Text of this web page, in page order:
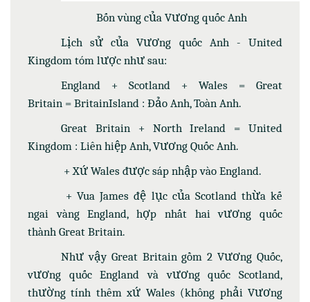
Bốn vùng của Vương quốc Anh
Lịch sử của Vương quốc Anh - United
Kingdom tóm lược như sau:
England + Scotland + Wales = Great
Britain = BritainIsland : Đảo Anh, Toàn Anh.
Great Britain + North Ireland = United
Kingdom : Liên hiệp Anh, Vương Quốc Anh.
+ Xứ Wales được sáp nhập vào England.
+ Vua James đệ lục của Scotland thừa kế
ngai vàng England, hợp nhất hai vương quốc
thành Great Britain.
Như vậy Great Britain gồm 2 Vương Quốc,
vương quốc England và vương quốc Scotland,
thường tính thêm xứ Wales (không phải Vương